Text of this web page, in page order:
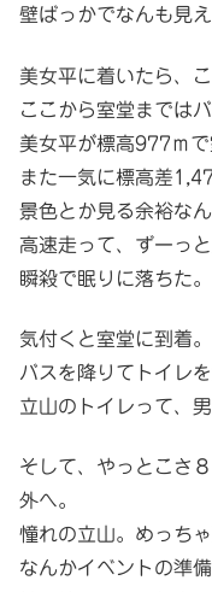
壁ばっかでなんも見え
美女平に着いたら、
ここから室堂までは
美女平が標高977ｍ
また一気に標高差
景色とか見る余裕なん
高速走って、ずーっ
瞬殺で眠りに落ちた。
気付くと室堂に到着。
バスを降りてトイレを
立山のトイレって、
そして、やっとこさ
外へ。
憧れの立山。めっち
なんかイベントの準